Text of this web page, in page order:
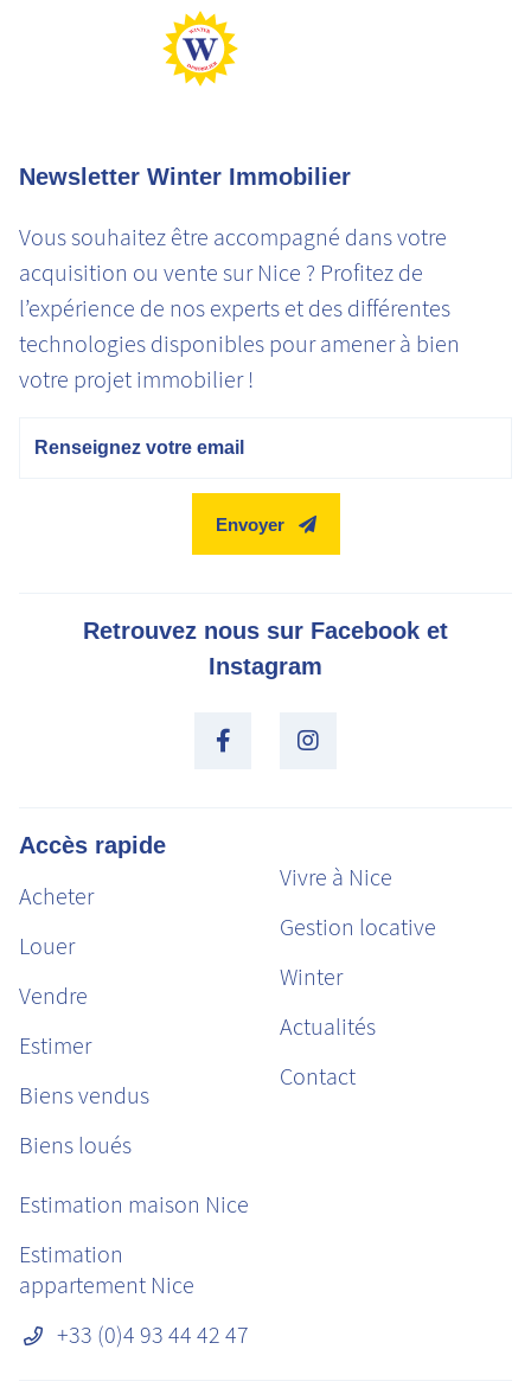
Newsletter Winter Immobilier
Vous souhaitez être accompagné dans votre
acquisition ou vente sur Nice ? Profitez de
l’expérience de nos experts et des différentes
technologies disponibles pour amener à bien
votre projet immobilier !
Envoyer
Retrouvez nous sur Facebook et
Instagram
Accès rapide
Acheter
Louer
Vendre
Estimer
Biens vendus
Biens loués
Vivre à Nice
Gestion locative
Winter
Actualités
Contact
Estimation maison Nice
Estimation
appartement Nice
+33 (0)4 93 44 42 47